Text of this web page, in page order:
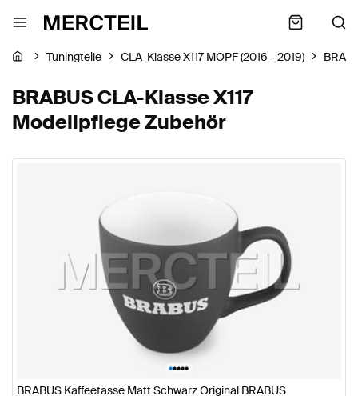
Tuningteile CLA-Klasse X117 MOPF (2016 - 2019)
BRABUS CLA-Klasse X117
Modellpflege Zubehör
•••••
BRABUS Kaffeetasse Matt Schwarz Original BRABUS